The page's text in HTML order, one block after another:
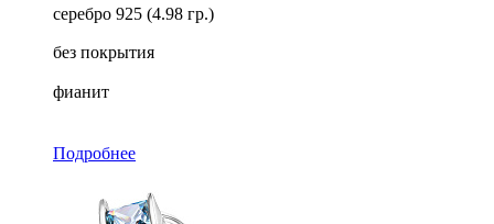
серебро 925 (4.98 гр.)
без покрытия
фианит
Подробнее